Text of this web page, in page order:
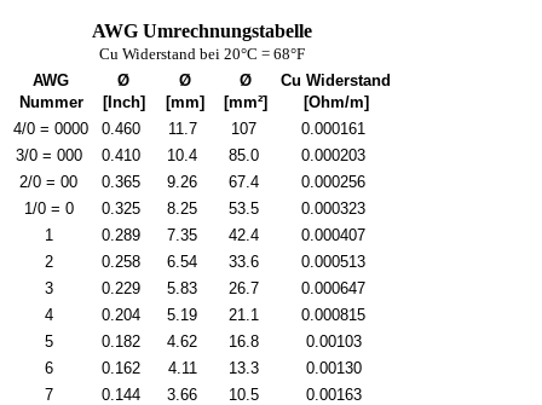
AWG Umrechnungstabelle
Cu Widerstand bei 20°C = 68°F
AWG
Nummer
Ø
[Inch]
Ø
[mm]
Ø
[mm²]
Cu Widerstand
[Ohm/m]
4/0 = 0000
0.460 11.7 107
0.000161
3/0 = 000
0.410 10.4 85.0
0.000203
2/0 = 00
0.365 9.26 67.4
0.000256
1/0 = 0
0.325 8.25 53.5
0.000323
1
0.289 7.35 42.4
0.000407
2
0.258 6.54 33.6
0.000513
3
0.229 5.83 26.7
0.000647
4
0.204 5.19 21.1
0.000815
5
0.182 4.62 16.8
0.00103
6
0.162 4.11 13.3
0.00130
7
0.144 3.66 10.5
0.00163